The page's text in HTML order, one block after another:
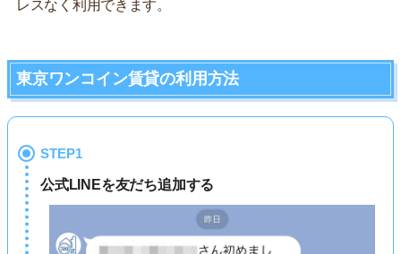
レスなく利用できます。
東京ワンコイン賃貸の利用方法
STEP1
公式LINEを友だち追加する